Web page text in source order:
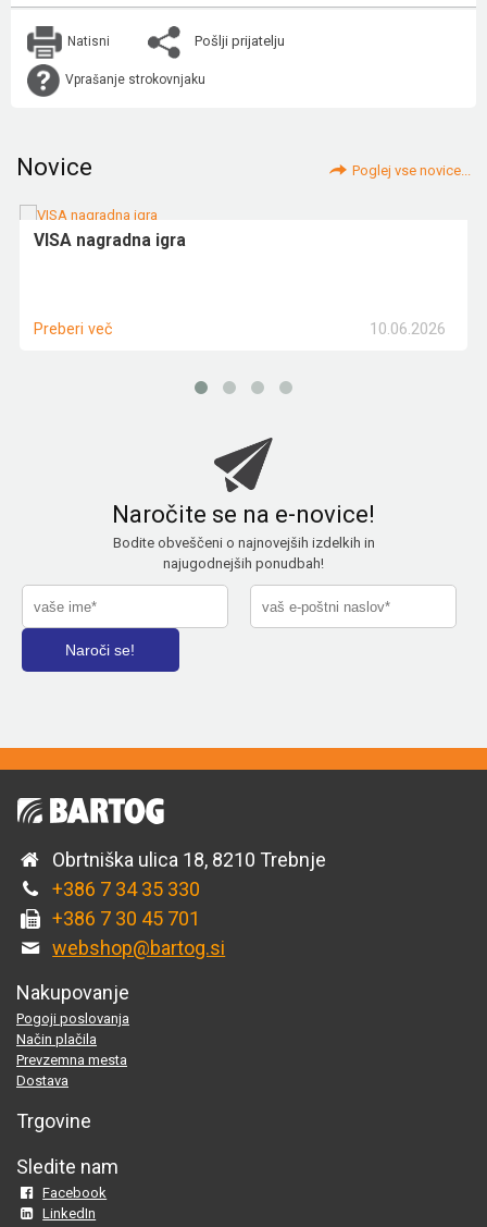
Natisni Pošlji prijatelju
Vprašanje strokovnjaku
Novice Poglej vse novice...
VISA nagradna igra
10.06.2026
Preberi več
Naročite se na e-novice!
Bodite obveščeni o najnovejših izdelkih in
najugodnejših ponudbah!
Obrtniška ulica 18, 8210 Trebnje
+386 7 34 35 330
+386 7 30 45 701
webshop@bartog.si
Nakupovanje
Pogoji poslovanja
Način plačila
Prevzemna mesta
Dostava
Trgovine
Sledite nam
Facebook
LinkedIn